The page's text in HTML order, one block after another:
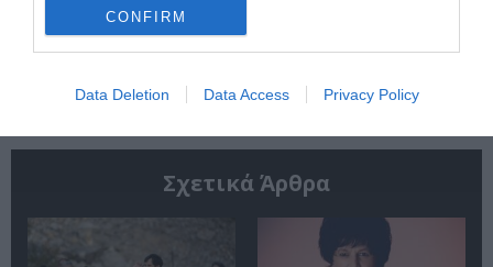
CONFIRM
Data Deletion Data Access Privacy Policy
Ακολουθήστε το Culturenow.gr
Σχετικά Άρθρα